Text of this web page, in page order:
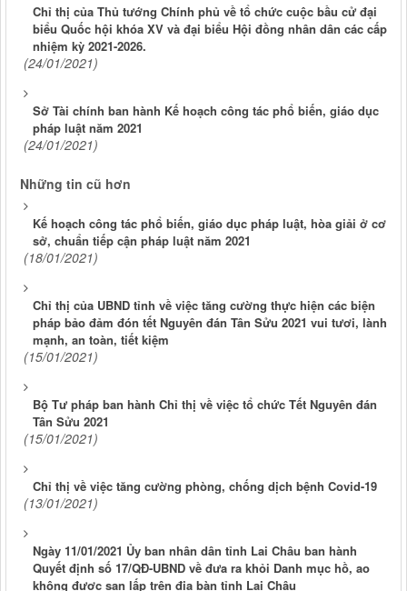
Chỉ thị của Thủ tướng Chính phủ về tổ chức cuộc bầu cử đại
biểu Quốc hội khóa XV và đại biểu Hội đồng nhân dân các cấp
nhiệm kỳ 2021-2026.
(24/01/2021)
Sở Tài chính ban hành Kế hoạch công tác phổ biến, giáo dục
pháp luật năm 2021
(24/01/2021)
Những tin cũ hơn
Kế hoạch công tác phổ biến, giáo dục pháp luật, hòa giải ở cơ
sở, chuẩn tiếp cận pháp luật năm 2021
(18/01/2021)
Chỉ thị của UBND tỉnh về việc tăng cường thực hiện các biện
pháp bảo đảm đón tết Nguyên đán Tân Sửu 2021 vui tươi, lành
mạnh, an toàn, tiết kiệm
(15/01/2021)
Bộ Tư pháp ban hành Chỉ thị về việc tổ chức Tết Nguyên đán
Tân Sửu 2021
(15/01/2021)
Chỉ thị về việc tăng cường phòng, chống dịch bệnh Covid-19
(13/01/2021)
Ngày 11/01/2021 Ủy ban nhân dân tỉnh Lai Châu ban hành
Quyết định số 17/QĐ-UBND về đưa ra khỏi Danh mục hồ, ao
không được san lấp trên địa bàn tỉnh Lai Châu